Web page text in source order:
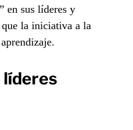
en sus líderes y
que la iniciativa a la
líderes